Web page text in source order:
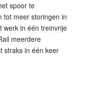
spoor te
tot meer storingen in
werk in één treinvrije
meerdere
straks in één keer